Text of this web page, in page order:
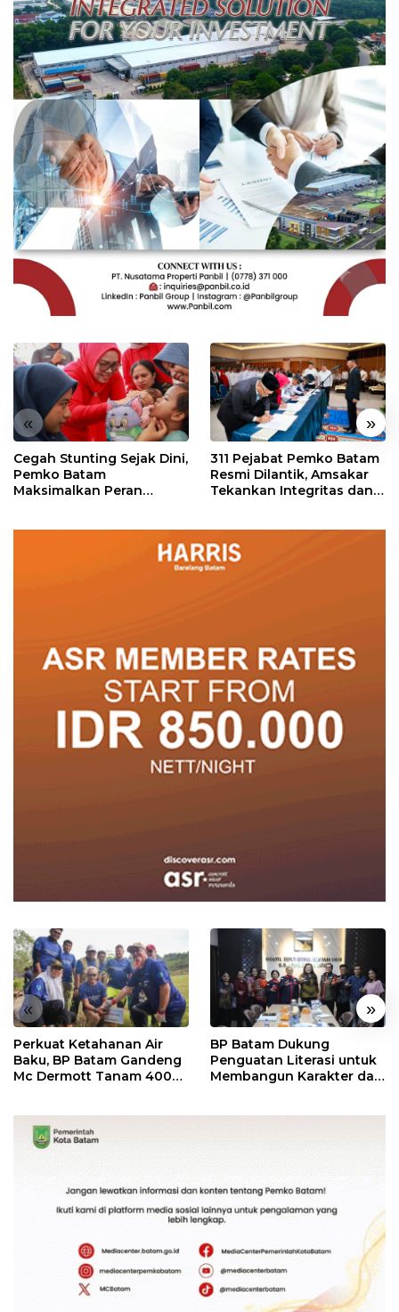
« »
Cegah Stunting Sejak Dini,
Pemko Batam
Maksimalkan Peran
311 Pejabat Pemko Batam
Resmi Dilantik, Amsakar
Tekankan Integritas dan
« »
Perkuat Ketahanan Air
Baku, BP Batam Gandeng
Mc Dermott Tanam 400
BP Batam Dukung
Penguatan Literasi untuk
Membangun Karakter dan